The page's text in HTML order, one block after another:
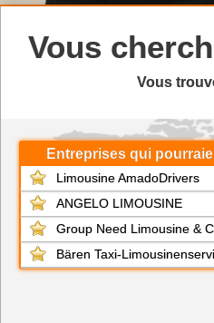
Vous
Vous
Entreprises qui
Limousine AmadoDrivers
ANGELO LIMOUSINE
Group Need Limousine &
Bären Taxi-